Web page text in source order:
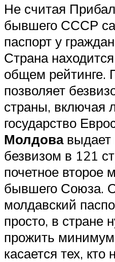
Не считая
бывшего СССР
паспорт у граждан
Страна
общем рейтинге.
позволяет
страны, включая
государство
Молдова выдает
безвизом в 121
почетное второе
бывшего Союза.
молдавский
просто, в стране
прожить
касается тех, кто